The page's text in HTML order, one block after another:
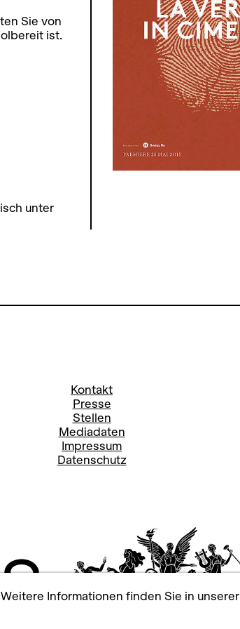
Sie von
ist.
unter
Kontakt
Presse
Stellen
Mediadaten
Impressum
Datenschutz
Informationen finden Sie in unserer